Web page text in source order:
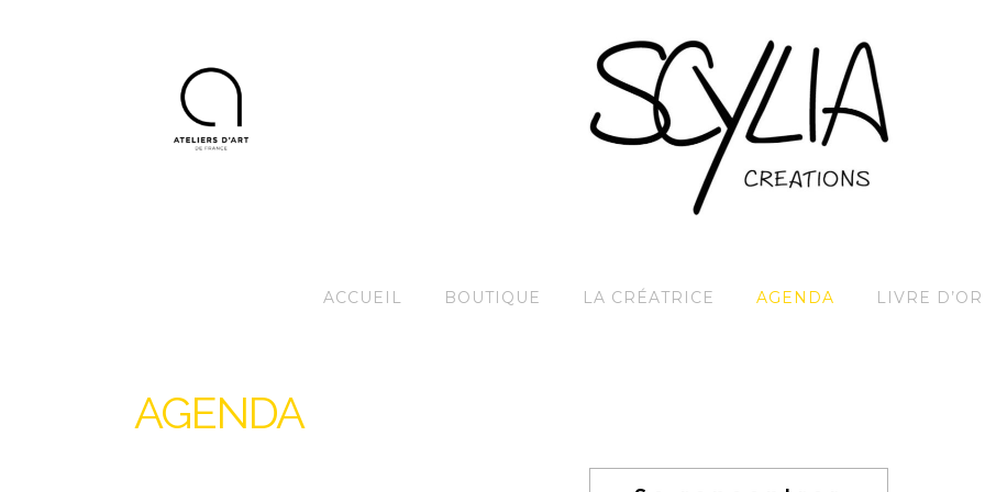
ACCUEIL BOUTIQUE LA CRÉATRICE AGENDA LIVRE D’OR
AGENDA